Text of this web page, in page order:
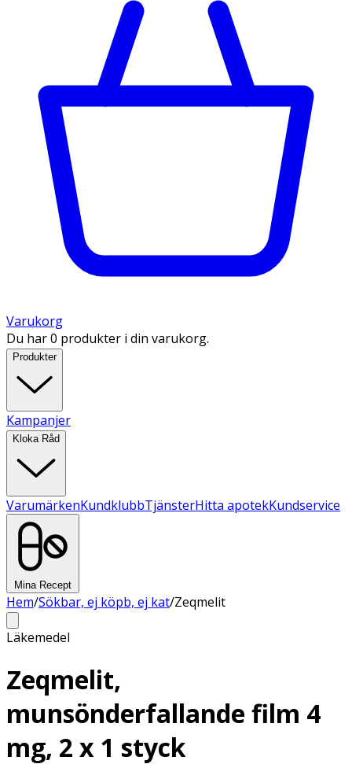
Varukorg
Du har 0 produkter i din varukorg.
Produkter
Kampanjer
Kloka Råd
VarumärkenKundklubbTjänsterHitta apotekKundservice
Mina Recept
Hem/Sökbar, ej köpb, ej kat/Zeqmelit
Läkemedel
Zeqmelit,
munsönderfallande film 4
mg, 2 x 1 styck